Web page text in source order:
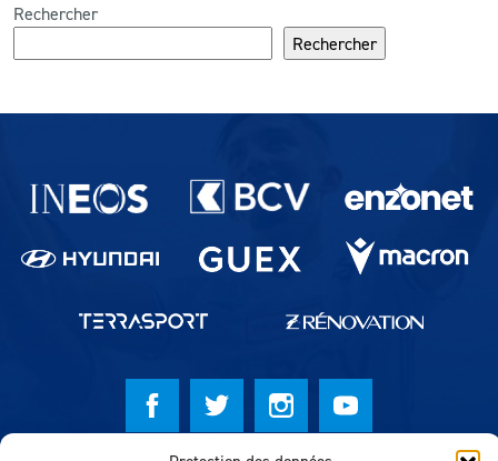
Rechercher
Rechercher
Partenaires du lausanne-Sport